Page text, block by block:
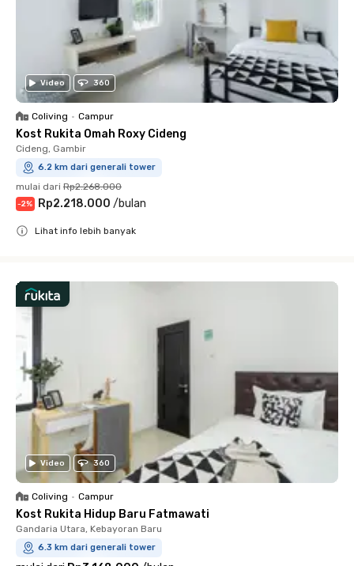
Video 360
Coliving • Campur
Kost Rukita Omah Roxy Cideng
Cideng, Gambir
6.2 km dari generali tower
mulai dari Rp2.268.000
-2% Rp2.218.000 /bulan
Lihat info lebih banyak
Video 360
Coliving • Campur
Kost Rukita Hidup Baru Fatmawati
Gandaria Utara, Kebayoran Baru
6.3 km dari generali tower